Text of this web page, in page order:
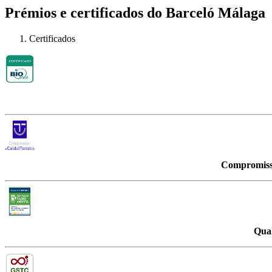
Prémios e certificados do Barceló Málaga
Certificados